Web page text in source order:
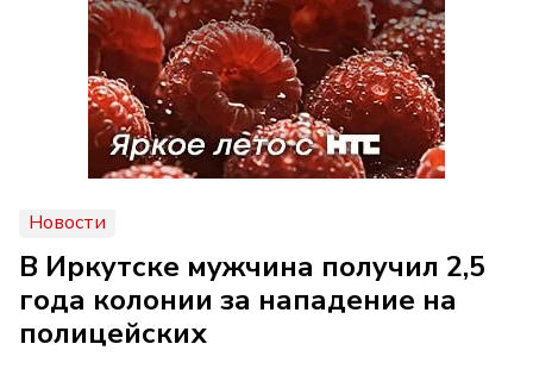
Новости
В Иркутске мужчина получил 2,5
года колонии за нападение на
полицейских